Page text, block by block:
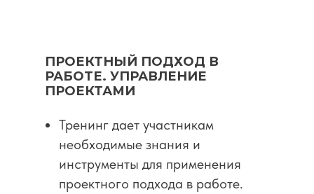
ПРОЕКТНЫЙ ПОДХОД В
РАБОТЕ. УПРАВЛЕНИЕ
ПРОЕКТАМИ
Тренинг дает участникам
необходимые знания и
инструменты для применения
проектного подхода в работе.